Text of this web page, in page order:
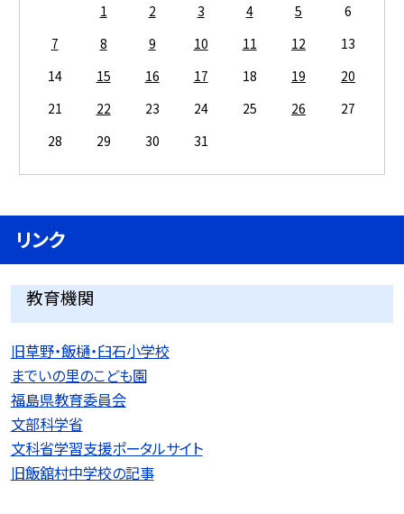
1 2 3 4 5
6
7
8 9 10 11 12
13
14
15 16 17 18 19
20
21
22 23 24 25 26
27
28
29 30 31
リンク
教育機関
旧草野・飯樋・臼石小学校
までいの里のこども園
福島県教育委員会
文部科学省
文科省学習支援ポータルサイト
旧飯舘村中学校の記事